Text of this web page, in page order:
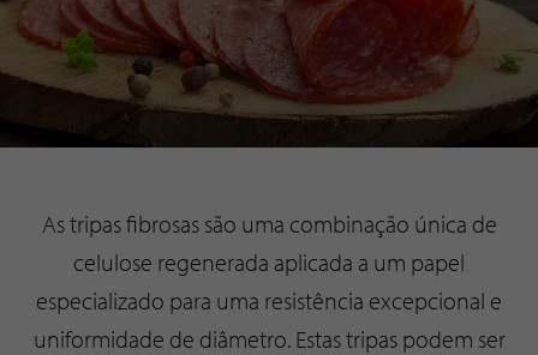
As tripas fibrosas são uma combinação única de
celulose regenerada aplicada a um papel
especializado para uma resistência excepcional e
uniformidade de diâmetro. Estas tripas podem ser